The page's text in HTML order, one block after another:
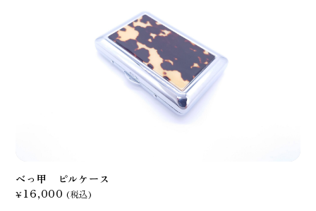
べっ甲 ピルケース
¥16,000 (税込)